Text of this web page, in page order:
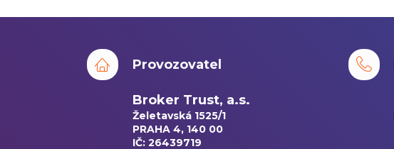
Provozovatel
Broker Trust, a.s.
Želetavská 1525/1
PRAHA 4, 140 00
IČ: 26439719